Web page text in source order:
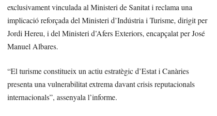
exclusivament vinculada al Ministeri de Sanitat i reclama una
implicació reforçada del Ministeri d’Indústria i Turisme, dirigit per
Jordi Hereu, i del Ministeri d’Afers Exteriors, encapçalat per José
Manuel Albares.
“El turisme constitueix un actiu estratègic d’Estat i Canàries
presenta una vulnerabilitat extrema davant crisis reputacionals
internacionals”, assenyala l’informe.